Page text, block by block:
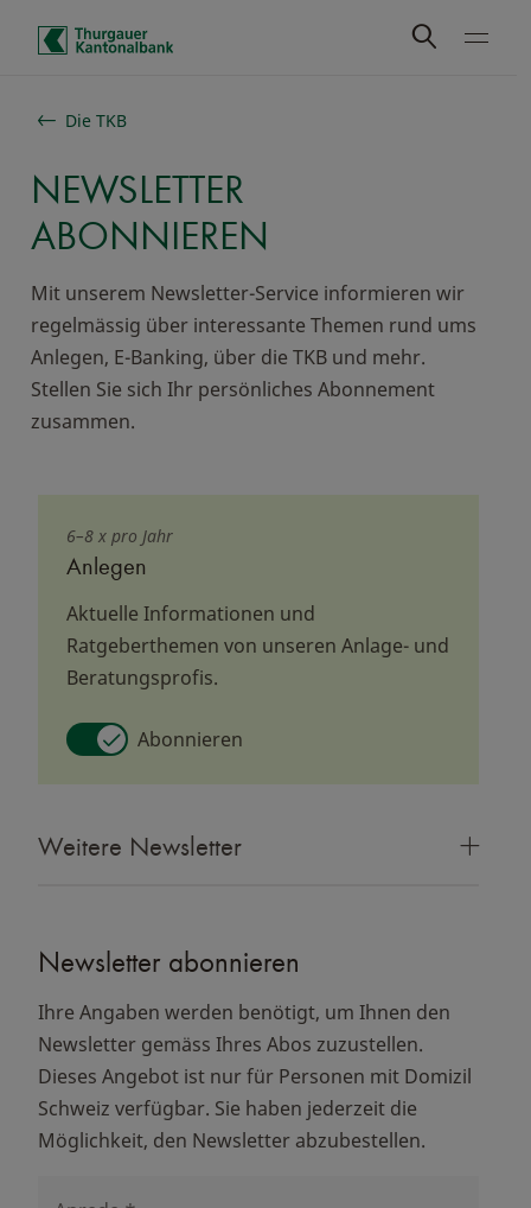
Schnelle Navigation
Die TKB
NEWSLETTER
ABONNIEREN
Mit unserem Newsletter-Service informieren wir
regelmässig über interessante Themen rund ums
Anlegen, E-Banking, über die TKB und mehr.
Stellen Sie sich Ihr persönliches Abonnement
zusammen.
6–8 x pro Jahr
Anlegen
Aktuelle Informationen und
Ratgeberthemen von unseren Anlage- und
Beratungsprofis.
Abonnieren
Weitere Newsletter
Newsletter abonnieren
Ihre Angaben werden benötigt, um Ihnen den
Newsletter gemäss Ihres Abos zuzustellen.
Dieses Angebot ist nur für Personen mit Domizil
Schweiz verfügbar. Sie haben jederzeit die
Möglichkeit, den Newsletter abzubestellen.